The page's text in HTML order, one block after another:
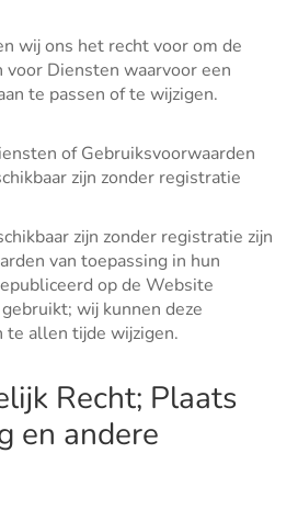
wij ons het recht voor om de
voor Diensten waarvoor een
te passen of te wijzigen.
of Gebruiksvoorwaarden
zijn zonder registratie
zijn zonder registratie zijn
van toepassing in hun
op de Website
wij kunnen deze
te allen tijde wijzigen.
Recht; Plaats
en andere